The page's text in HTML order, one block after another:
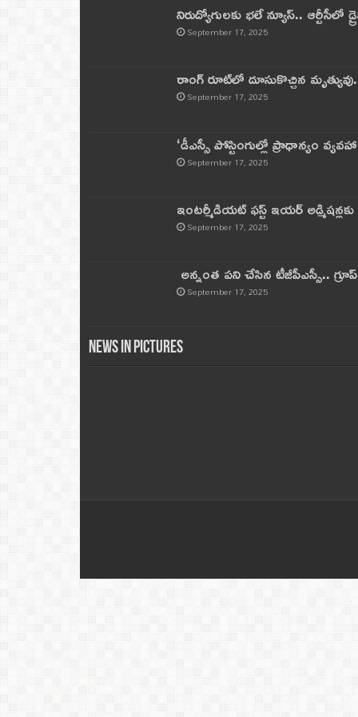
నిరుద్యోగులకు భలే న్యూస్.. ఆర్టీసీలో
September 17, 2025
రాంగ్ రూట్‌లో దూసుకొచ్చిన
September 17, 2025
‘డీఎస్సీ పోస్టింగుల్లో ప్రాధాన్యం
September 17, 2025
ఇంటర్మీడియట్ ఫస్ట్‌ ఇయర్‌
September 17, 2025
అన్నంత పని చేసిన టీజీపీఎస్సీ..
September 17, 2025
News in Pictures